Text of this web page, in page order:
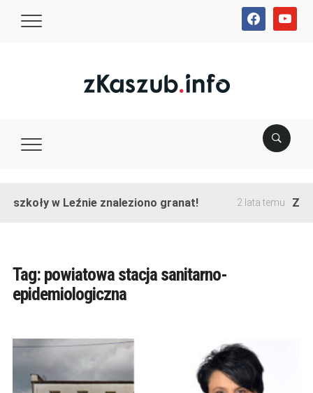
facebookyoutube
szkoły w Leźnie znaleziono granat! 2 lata temu
Tag: powiatowa stacja sanitarno-
epidemiologiczna